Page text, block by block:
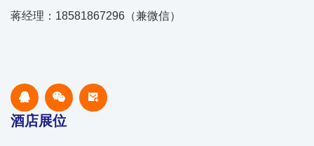
蒋经理：18581867296（兼微信）
酒店展位